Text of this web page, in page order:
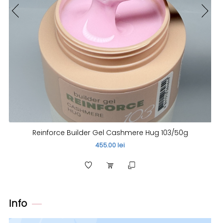
Reinforce Builder Gel Cashmere Hug 103/50g
455.00 lei
Info